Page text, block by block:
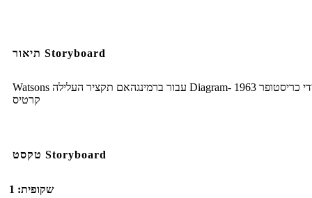
תיאור Storyboard
Watsons עבור ברמינגהאם תקציר העלילה Diagram- 1963 על ידי כריסטופר
קרטיס
טקסט Storyboard
שקופית: 1